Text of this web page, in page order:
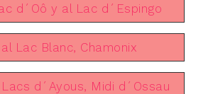
d´Oô y al Lac d´Espingo
Lac Blanc, Chamonix
d´Ayous, Midi d´Ossau